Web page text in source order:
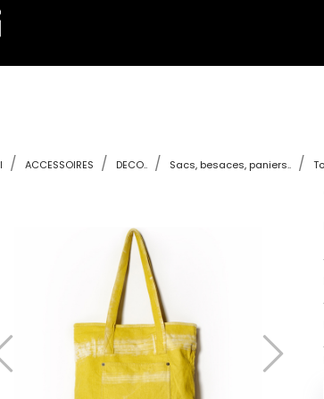
ACCESSOIRES DECO.. Sacs, besaces, paniers..